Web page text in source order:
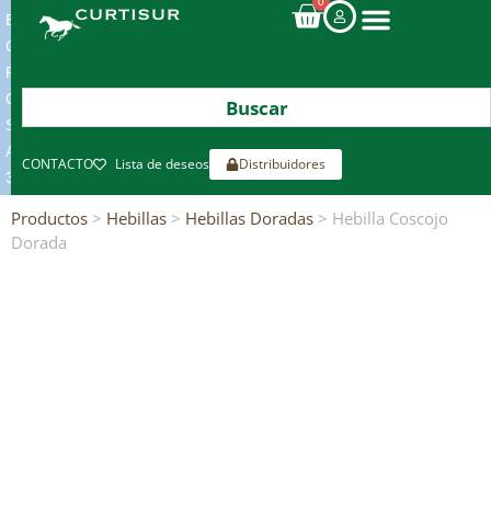
ENVIOS
GRATIS
POR
COMPRAS
SUPERIORES
A
300€*
CONTACTO Lista de deseos Distribuidores
Productos > Hebillas > Hebillas Doradas > Hebilla Coscojo
Dorada